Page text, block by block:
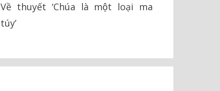
Về thuyết ‘Chúa là một loại ma
túy’